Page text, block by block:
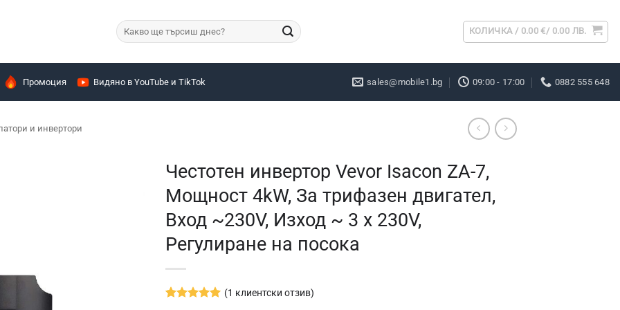
Търсене
за:
КОЛИЧКА / 0.00€/ 0.00 ЛВ.
Промоция Видяно в YouTube и TikTok sales@mobile1.bg 09:00 - 17:00 0882 555 648
и инвертори
Честотен инвертор Vevor Isacon ZA-7,
Мощност 4kW, За трифазен двигател,
Вход ~230V, Изход ~ 3 x 230V,
Регулиране на посока
(1 клиентски отзив)